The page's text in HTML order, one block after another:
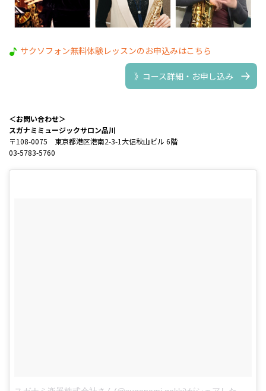
サクソフォン無料体験レッスンのお申込みはこちら
》コース詳細・お申し込み
＜お問い合わせ＞
スガナミミュージックサロン品川
〒108-0075 東京都港区港南2-3-1大信秋山ビル 6階
03-5783-5760